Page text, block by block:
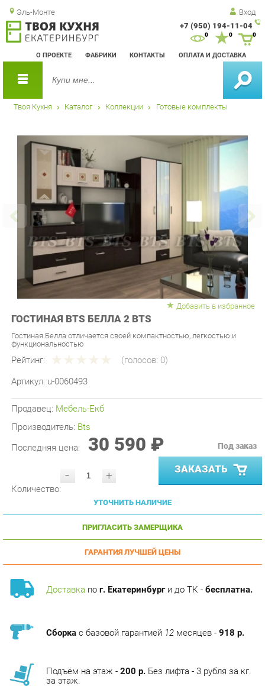
Эль-Монте Вход
+7 (950) 194-11-04
О ПРОЕКТЕ ФАБРИКИ КОНТАКТЫ ОПЛАТА И ДОСТАВКА
0 0
Твоя Кухня Каталог Коллекции Готовые комплекты
Добавить в избранное
Гостиная Белла отличается своей компактностью, легкостью и
Рейтинг:
Артикул: u-0060493
Производитель:Bts
Последняя цена: 30 590 ₽
- ЗАКАЗАТЬ
УТОЧНИТЬ НАЛИЧИЕ
ПРИГЛАСИТЬ ЗАМЕРЩИКА
ГАРАНТИЯ ЛУЧШЕЙ ЦЕНЫ
Доставкапог. Екатеринбурги до ТК -бесплатна.